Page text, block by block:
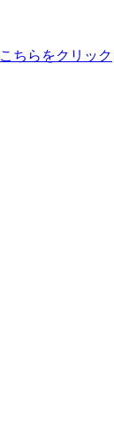
こちらをクリック